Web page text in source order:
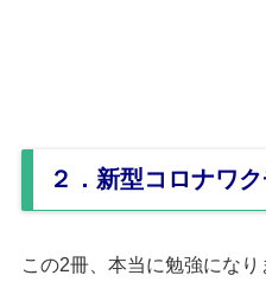
２． 新型コロナワク
この2冊、本当に勉強になり